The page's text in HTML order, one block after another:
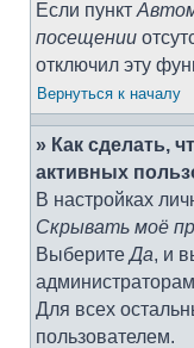
Если пункт
посещении
отключил эту
Вернуться к началу
» Как сделать,
активных
В настройках
Скрывать моё
ВыберитеДа, и
Для всех
пользователем.